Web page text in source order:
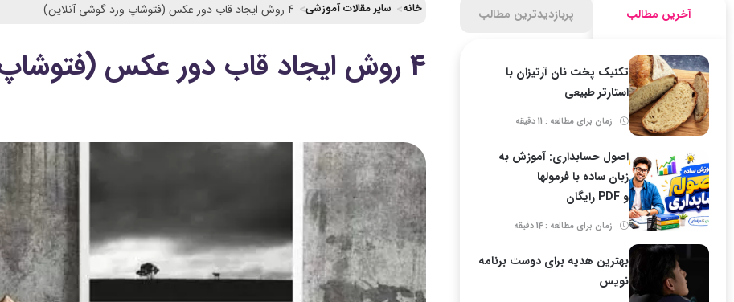
آخرین مطالب پربازدیدترین مطالب
تکنیک پخت نان آرتیزان با
استارتر طبیعی
زمان برای مطالعه : 11 دقیقه
اصول حسابداری: آموزش به
زبان ساده با فرمولها
و PDF رایگان
زمان برای مطالعه : 14 دقیقه
بهترین هدیه برای دوست برنامه
نویس
خانه سایر مقالات آموزشی 4 روش ایجاد قاب دور عکس (فتوشاپ ورد گوشی آنلاین)
4 روش ایجاد قاب دور عکس (فتوشاپ ورد گوشی آنلاین)